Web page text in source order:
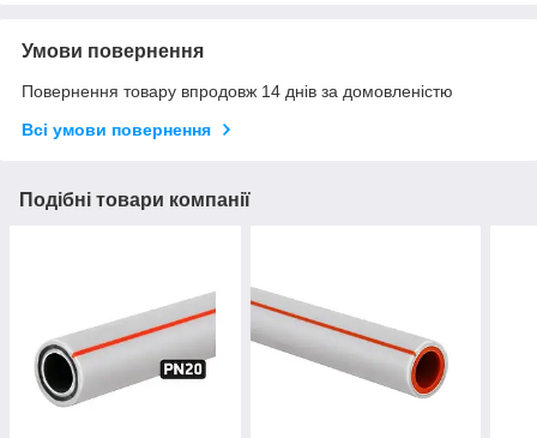
Умови повернення
Повернення товару впродовж 14 днів за домовленістю
Всі умови повернення
Подібні товари компанії